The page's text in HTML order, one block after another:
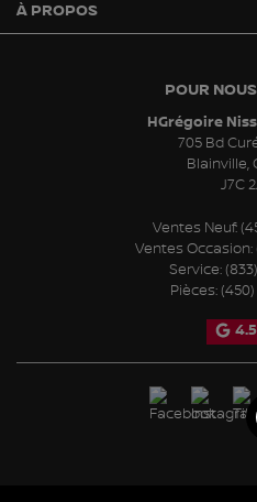
POUR
HGrégoire
705 Bd
Blainville,
J7C
Ventes Neuf:
Ventes Occasion:
Service:
Pièces:
4.5
À PROPOS